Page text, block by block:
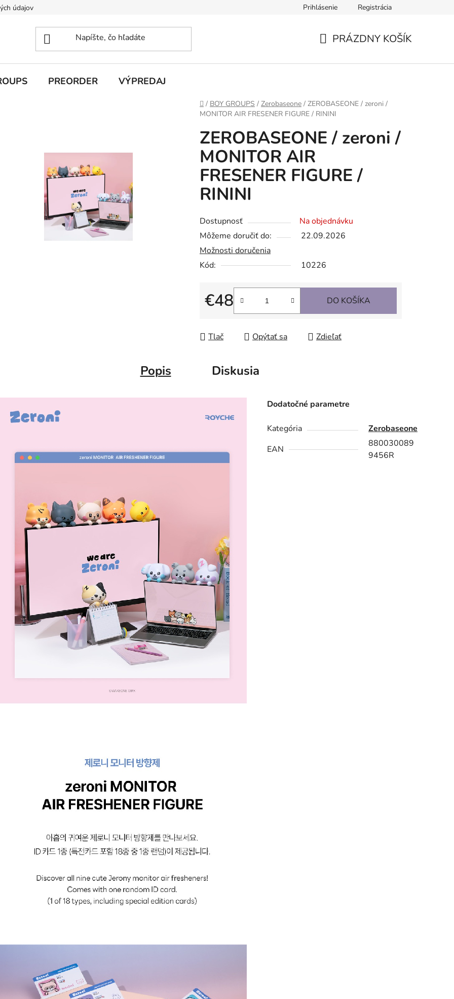
údajov Prihlásenie Registrácia
PRÁZDNY KOŠÍK
PREORDER VÝPREDAJ
Domov
/ BOY GROUPS / Zerobaseone / ZEROBASEONE / zeroni /
MONITOR AIR FRESENER FIGURE / RININI
ZEROBASEONE / zeroni /
MONITOR AIR
FRESENER FIGURE /
RININI
Dostupnosť
Na objednávku
Môžeme doručiť do:
22.09.2026
Možnosti doručenia
Kód:
10226
€48
Jednotková cena:
DO KOŠÍKA
Tlač Opýtať sa Zdieľať
Popis Diskusia
Dodatočné parametre
Kategória
Zerobaseone
EAN
880030089
9456R